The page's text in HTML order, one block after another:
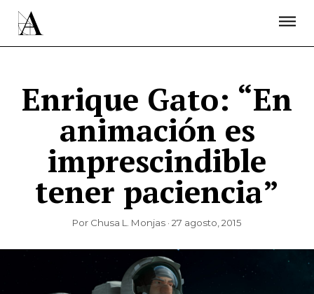
Enrique Gato: “En
animación es
imprescindible
tener paciencia”
Por Chusa L. Monjas · 27 agosto, 2015
ÚNETE A LA ACADEMIA DE CINE
PRENSA